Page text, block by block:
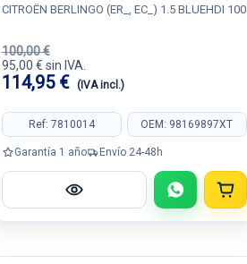
CITROËN BERLINGO (ER_, EC_) 1.5 BLUEHDI 100
100,00 €
95,00 € sin IVA.
114,95 € (IVA incl.)
Ref: 7810014 OEM: 98169897XT
Garantía 1 año Envío 24-48h